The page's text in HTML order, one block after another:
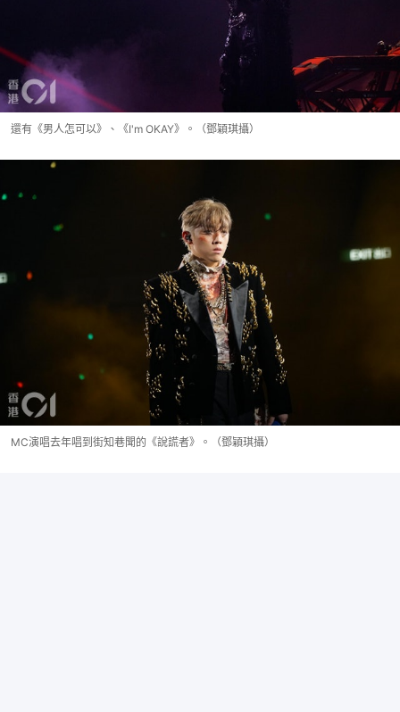
還有《男人怎可以》、《I'm OKAY》。（鄧穎琪攝）
MC演唱去年唱到街知巷聞的《說謊者》。（鄧穎琪攝）